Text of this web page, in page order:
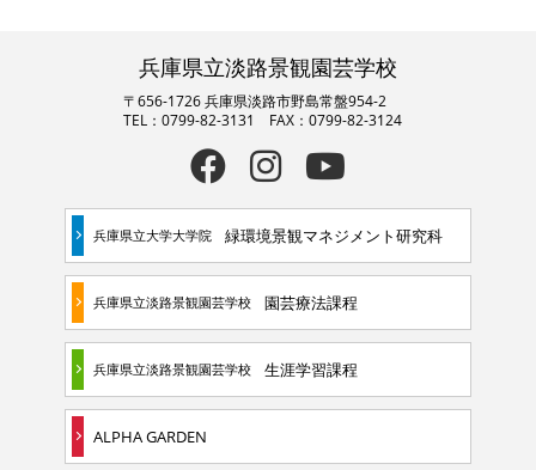
兵庫県立淡路景観園芸学校
〒656-1726 兵庫県淡路市野島常盤954-2
TEL：0799-82-3131 FAX：0799-82-3124
兵庫県立大学大学院 緑環境景観マネジメント研究科
兵庫県立淡路景観園芸学校 園芸療法課程
兵庫県立淡路景観園芸学校 生涯学習課程
ALPHA GARDEN